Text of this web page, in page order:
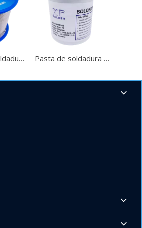
un fabricante líder de China
Alambre de soldadura de plomo y estaño Sn60Pb40 60 40 Pasta de soldadura de plomo y estaño Sn60Pb40 60 40